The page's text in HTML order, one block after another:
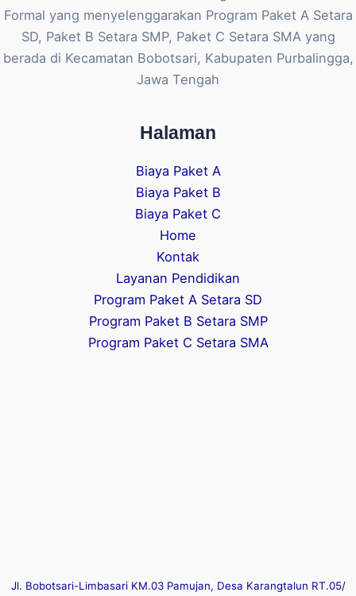
Formal yang menyelenggarakan Program Paket A Setara
SD, Paket B Setara SMP, Paket C Setara SMA yang
berada di Kecamatan Bobotsari, Kabupaten Purbalingga,
Jawa Tengah
Halaman
Biaya Paket A
Biaya Paket B
Biaya Paket C
Home
Kontak
Layanan Pendidikan
Program Paket A Setara SD
Program Paket B Setara SMP
Program Paket C Setara SMA
Jl. Bobotsari-Limbasari KM.03 Pamujan, Desa Karangtalun RT.05/